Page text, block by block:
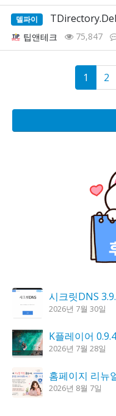
델파이
팁앤테크 75,847
1 2
시크릿DNS
2026년 7월 30일
K플레이어
2026년 7월 28일
홈페이지 리뉴
2026년 8월 7일